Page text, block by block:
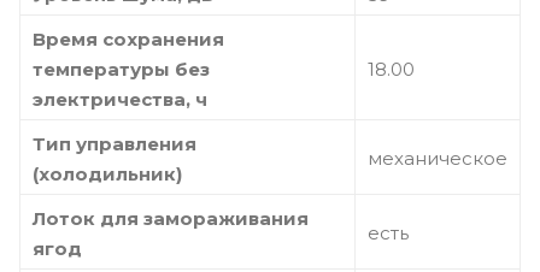
Время сохранения
температуры без
электричества, ч
18.00
Тип управления
(холодильник)
механическое
Лоток для замораживания
ягод
есть